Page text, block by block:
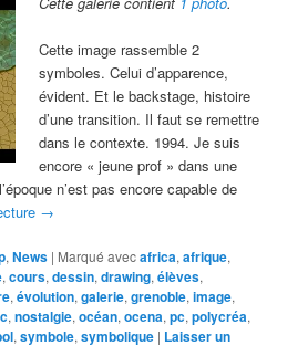
Cette image rassemble 2
symboles. Celui d’apparence,
évident. Et le backstage, histoire
d’une transition. Il faut se remettre
dans le contexte. 1994. Je suis
encore « jeune prof » dans une
n’est pas encore capable de
→
,News | Marqué avecafrica,afrique,
,cours,dessin,drawing,élèves,
,évolution,galerie,grenoble,image,
,nostalgie,océan,ocena,pc,polycréa,
,symbole,symbolique | Laisser un